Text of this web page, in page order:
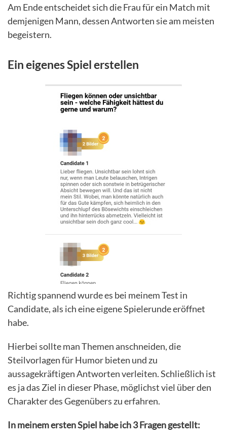
Am Ende entscheidet sich die Frau für ein Match mit
demjenigen Mann, dessen Antworten sie am meisten
begeistern.
Ein eigenes Spiel erstellen
Richtig spannend wurde es bei meinem Test in
Candidate, als ich eine eigene Spielerunde eröffnet
habe.
Hierbei sollte man Themen anschneiden, die
Steilvorlagen für Humor bieten und zu
aussagekräftigen Antworten verleiten. Schließlich ist
es ja das Ziel in dieser Phase, möglichst viel über den
Charakter des Gegenübers zu erfahren.
In meinem ersten Spiel habe ich 3 Fragen gestellt: